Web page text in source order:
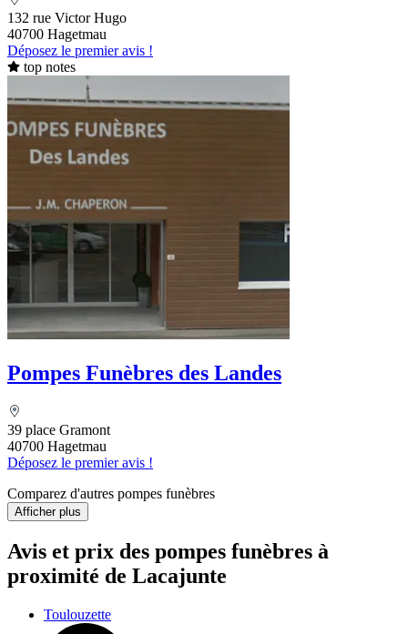
132 rue Victor Hugo
40700 Hagetmau
Déposez le premier avis !
top notes
Pompes Funèbres des Landes
39 place Gramont
40700 Hagetmau
Déposez le premier avis !
Comparez d'autres pompes funèbres
Afficher plus
Avis et prix des pompes funèbres à
proximité de Lacajunte
Toulouzette